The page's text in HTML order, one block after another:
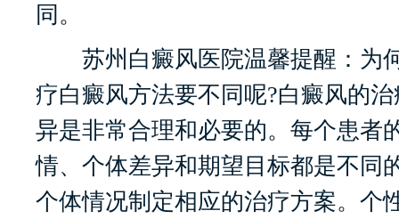
同。
苏州白癜风医院温馨提醒：为
疗白癜风方法要不同呢?白癜风的
异是非常合理和必要的。每个患者
情、个体差异和期望目标都是不同
个体情况制定相应的治疗方案。个